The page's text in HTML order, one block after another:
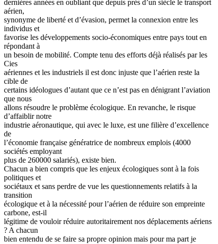
dernières années en oubliant que depuis près d’un siècle le transport
aérien,
synonyme de liberté et d’évasion, permet la connexion entre les
individus et
favorise les développements socio-économiques entre pays tout en
répondant à
un besoin de mobilité. Compte tenu des efforts déjà réalisés par les
Cies
aériennes et les industriels il est donc injuste que l’aérien reste la
cible de
certains idéologues d’autant que ce n’est pas en dénigrant l’aviation
que nous
allons résoudre le problème écologique. En revanche, le risque
d’affaiblir notre
industrie aéronautique, qui avec le luxe, est une filière d’excellence
de
l’économie française génératrice de nombreux emplois (4000
sociétés employant
plus de 260000 salariés), existe bien.
Chacun a bien compris que les enjeux écologiques sont à la fois
politiques et
sociétaux et sans perdre de vue les questionnements relatifs à la
transition
écologique et à la nécessité pour l’aérien de réduire son empreinte
carbone, est-il
légitime de vouloir réduire autoritairement nos déplacements aériens
? A chacun
bien entendu de se faire sa propre opinion mais pour ma part je